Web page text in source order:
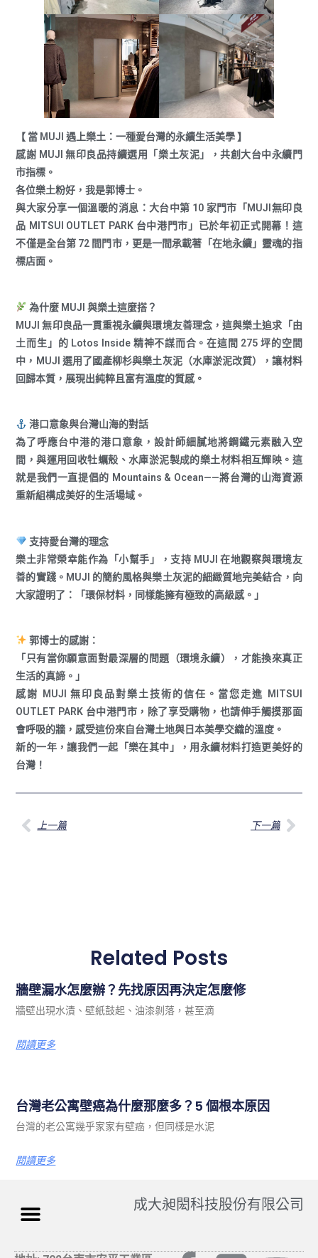
【 當 MUJI 遇上樂土：一種愛台灣的永續生活美學 】
感謝 MUJI 無印良品持續選用「樂土灰泥」，共創大台中永續門
市指標。
各位樂土粉好，我是郭博士。
與大家分享一個溫暖的消息：大台中第 10 家門市「MUJI無印良
品 MITSUI OUTLET PARK 台中港門市」已於年初正式開幕！這
不僅是全台第 72 間門市，更是一間承載著「在地永續」靈魂的指
標店面。
為什麼 MUJI 與樂土這麼搭？
MUJI 無印良品一貫重視永續與環境友善理念，這與樂土追求「由
土而生」的 Lotos Inside 精神不謀而合。在這間 275 坪的空間
中，MUJI 選用了國產柳杉與樂土灰泥（水庫淤泥改質），讓材料
回歸本質，展現出純粹且富有溫度的質感。
港口意象與台灣山海的對話
為了呼應台中港的港口意象，設計師細膩地將鋼鐵元素融入空
間，與運用回收牡蠣殼、水庫淤泥製成的樂土材料相互輝映。這
就是我們一直提倡的 Mountains & Ocean——將台灣的山海資源
重新組構成美好的生活場域。
支持愛台灣的理念
樂土非常榮幸能作為「小幫手」，支持 MUJI 在地觀察與環境友
善的實踐。MUJI 的簡約風格與樂土灰泥的細緻質地完美結合，向
大家證明了：「環保材料，同樣能擁有極致的高級感。」
郭博士的感謝：
「只有當你願意面對最深層的問題（環境永續），才能換來真正
生活的真諦。」
感謝 MUJI 無印良品對樂土技術的信任。當您走進 MITSUI
OUTLET PARK 台中港門市，除了享受購物，也請伸手觸摸那面
會呼吸的牆，感受這份來自台灣土地與日本美學交織的溫度。
新的一年，讓我們一起「樂在其中」，用永續材料打造更美好的
台灣！
上一篇 下一篇
Related Posts
牆壁漏水怎麼辦？先找原因再決定怎麼修
牆壁出現水漬、壁紙鼓起、油漆剝落，甚至滴
閱讀更多
台灣老公寓壁癌為什麼那麼多？5 個根本原因
台灣的老公寓幾乎家家有壁癌，但同樣是水泥
閱讀更多
成大昶閎科技股份有限公司